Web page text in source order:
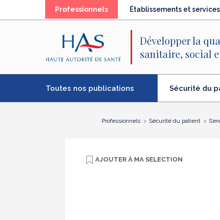
Professionnels(élémentÉtablissements et services
Développer la
sanitaire, social
Toutes nos publications Sécurité du
(élément
séléctionné)
Professionnels Sécurité du patient
AJOUTER À MA SELECTION